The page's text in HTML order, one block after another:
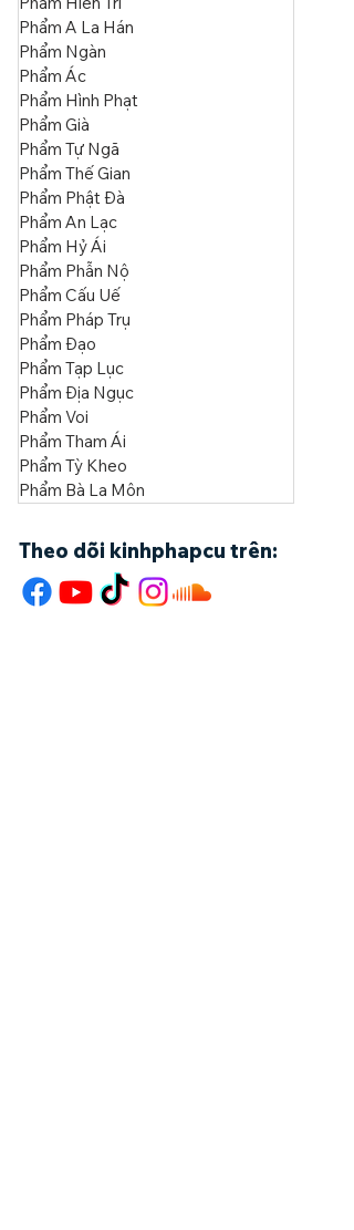
Phẩm Hoa
Phẩm Ngu
Phẩm Hiền Trí
Phẩm A La Hán
Phẩm Ngàn
Phẩm Ác
Phẩm Hình Phạt
Phẩm Già
Phẩm Tự Ngã
Phẩm Thế Gian
Phẩm Phật Đà
Phẩm An Lạc
Phẩm Hỷ Ái
Phẩm Phẫn Nộ
Phẩm Cấu Uế
Phẩm Pháp Trụ
Phẩm Đạo
Phẩm Tạp Lục
Phẩm Địa Ngục
Phẩm Voi
Phẩm Tham Ái
Phẩm Bà La Môn
Theo dõi kinhphapcu trên: